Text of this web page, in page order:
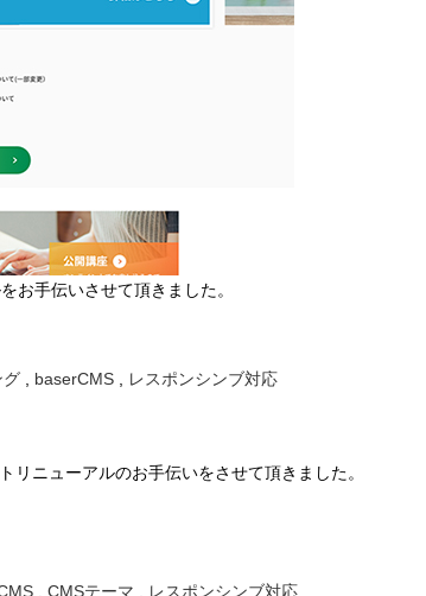
お手伝いさせて頂きました。
グ baserCMS レスポンシンブ対応
ニューアルのお手伝いをさせて頂きました。
CMSテーマ レスポンシンブ対応